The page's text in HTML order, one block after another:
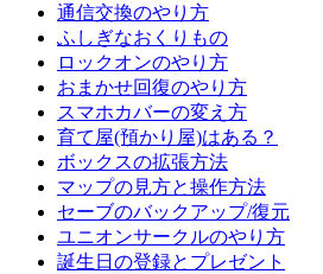
通信交換のやり方
ふしぎなおくりもの
ロックオンのやり方
おまかせ回復のやり方
スマホカバーの変え方
育て屋(預かり屋)はある？
ボックスの拡張方法
マップの見方と操作方法
セーブのバックアップ/復元
ユニオンサークルのやり方
誕生日の登録とプレゼント